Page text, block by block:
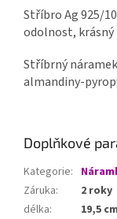
Stříbro Ag 925/
odolnost, krásný
Stříbrný
almandiny-
Doplňkové
Kategorie:
Záruka:
2 roky
délka:
19,5 cm